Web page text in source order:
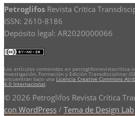
Petroglifos Revista Crítica
ISSN: 2610-8186
Depósito legal: AR2020000066
Los artículos contenidos en
Investigación, Formación y Edición Transdisciplinar
encuentran bajo una Licencia Creative Commons
4.0 Internacional
© 2026 Petroglifos Revista Crítica
con WordPress / Tema de Design Lab